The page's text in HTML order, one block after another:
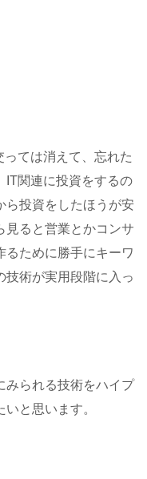
っては消えて、忘れた
IT関連に投資をするの
ら投資をしたほうが安
見ると営業とかコンサ
るために勝手にキーワ
技術が実用段階に入っ
みられる技術をハイプ
と思います。